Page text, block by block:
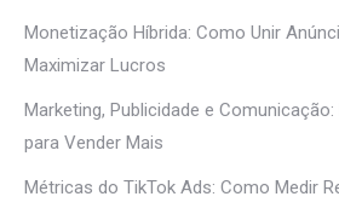
Monetização Híbrida: Como Unir
Maximizar Lucros
Marketing, Publicidade e
para Vender Mais
Métricas do TikTok Ads: Como Medir